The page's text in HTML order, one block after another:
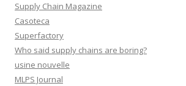
Supply Chain Magazine
Casoteca
Superfactory
Who said supply chains are boring?
usine nouvelle
MLPS Journal